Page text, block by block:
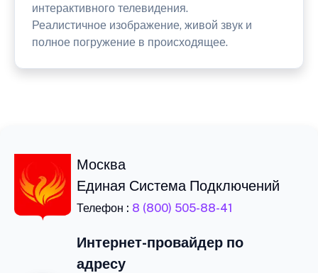
интерактивного телевидения.
Реалистичное изображение, живой звук и
полное погружение в происходящее.
Москва
Единая Система Подключений
Телефон : 8 (800) 505-88-41
Интернет-провайдер по
адресу